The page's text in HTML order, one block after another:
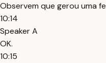
Observem que gerou uma
10:14
Speaker A
OK.
10:15